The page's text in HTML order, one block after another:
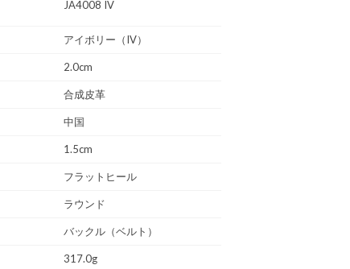
JA4008 IV
アイボリー（IV）
2.0cm
合成皮革
中国
1.5cm
フラットヒール
ラウンド
バックル（ベルト）
317.0g